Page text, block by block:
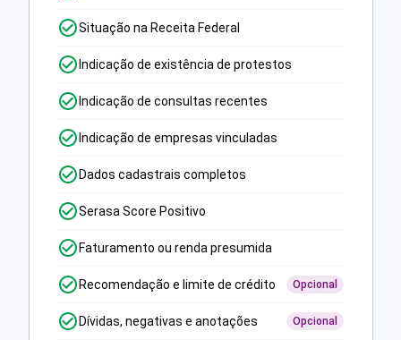
Situação na Receita Federal
Indicação de existência de protestos
Indicação de consultas recentes
Indicação de empresas vinculadas
Dados cadastrais completos
Serasa Score Positivo
Faturamento ou renda presumida
Recomendação e limite de crédito Opcional
Dívidas, negativas e anotações Opcional